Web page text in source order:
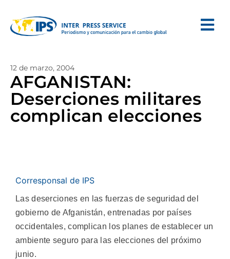
12 de marzo, 2004
AFGANISTAN:
Deserciones militares
complican elecciones
Corresponsal de IPS
Las deserciones en las fuerzas de seguridad del
gobierno de Afganistán, entrenadas por países
occidentales, complican los planes de establecer un
ambiente seguro para las elecciones del próximo
junio.